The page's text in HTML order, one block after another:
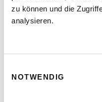
zu können und die
analysieren.
NOTWENDIG
DER TÄUBLING
PLATZKONZERTE 2026